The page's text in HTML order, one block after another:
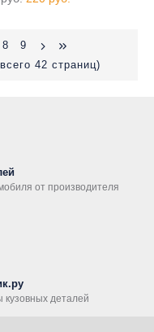
8
9
42 страниц)
от производителя
кузовных деталей